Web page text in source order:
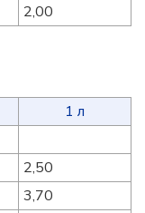
2,00
1 л
2,50
3,70